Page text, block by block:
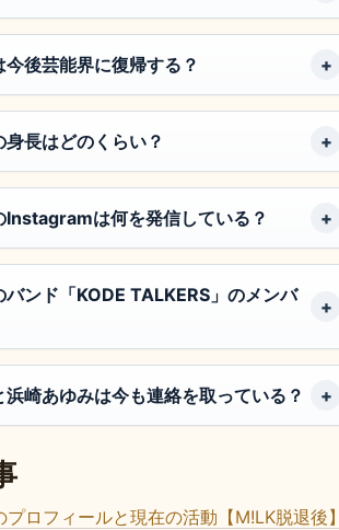
今後芸能界に復帰する？
長はどのくらい？
Instagramは何を発信している？
バンド「KODE TALKERS」のメンバ
浜崎あゆみは今も連絡を取っている？
プロフィールと現在の活動【M!LK脱退後